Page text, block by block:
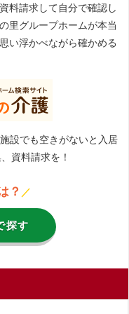
料請求して自分で確認し
里グループホームが本当
い浮かべながら確かめる
設でも空きがないと入居
資料請求を！
？ ／
探す